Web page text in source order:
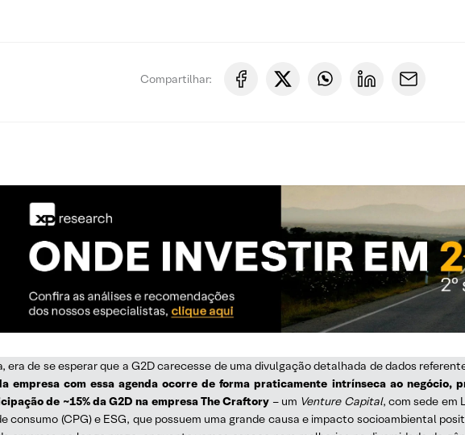
Compartilhar:
era de se esperar que a G2D carecesse de uma divulgação detalhada de dados
empresa com essa agenda ocorre de forma praticamente intrínseca ao negócio,
de ~15% da G2D na empresa The Craftory – um Venture Capital, com sede em
consumo (CPG) e ESG, que possuem uma grande causa e impacto socioambiental